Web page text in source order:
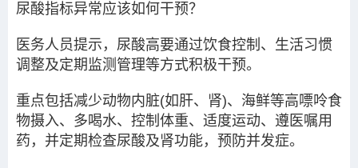
尿酸指标异常应该如何干预？
医务人员提示，尿酸高要通过饮食控制、生活习惯
调整及定期监测管理等方式积极干预。
重点包括减少动物内脏(如肝、肾)、海鲜等高嘌呤食
物摄入、多喝水、控制体重、适度运动、遵医嘱用
药，并定期检查尿酸及肾功能，预防并发症。